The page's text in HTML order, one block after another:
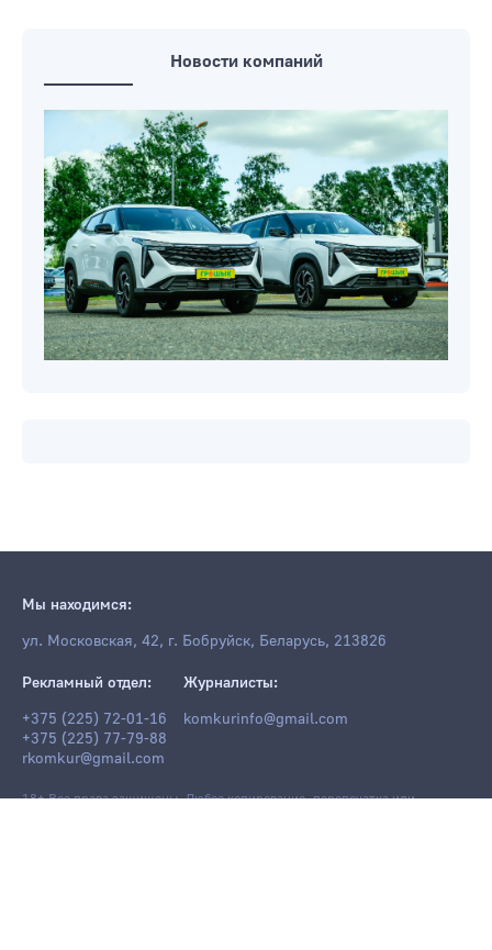
Новости компаний
Мы находимся:
ул. Московская, 42, г. Бобруйск, Беларусь, 213826
Рекламный отдел:
+375 (225) 72-01-16
+375 (225) 77-79-88
rkomkur@gmail.com
Журналисты:
komkurinfo@gmail.com
18+ Все права защищены. Любое копирование, перепечатка или